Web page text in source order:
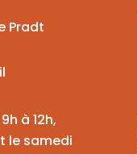
Pradt
à 12h,
le samedi